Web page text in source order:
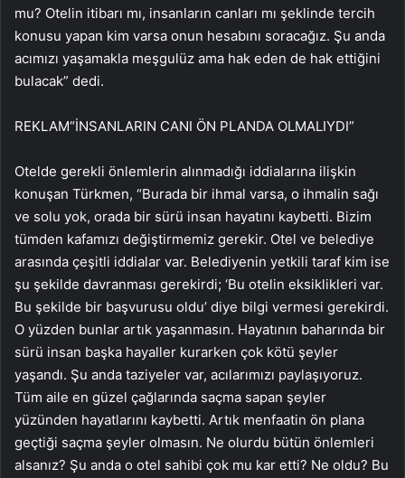
mu? Otelin itibarı mı, insanların canları mı şeklinde tercih
konusu yapan kim varsa onun hesabını soracağız. Şu anda
acımızı yaşamakla meşgulüz ama hak eden de hak ettiğini
bulacak” dedi.
REKLAM“İNSANLARIN CANI ÖN PLANDA OLMALIYDI”
Otelde gerekli önlemlerin alınmadığı iddialarına ilişkin
konuşan Türkmen, “Burada bir ihmal varsa, o ihmalin sağı
ve solu yok, orada bir sürü insan hayatını kaybetti. Bizim
tümden kafamızı değiştirmemiz gerekir. Otel ve belediye
arasında çeşitli iddialar var. Belediyenin yetkili taraf kim ise
şu şekilde davranması gerekirdi; ‘Bu otelin eksiklikleri var.
Bu şekilde bir başvurusu oldu’ diye bilgi vermesi gerekirdi.
O yüzden bunlar artık yaşanmasın. Hayatının baharında bir
sürü insan başka hayaller kurarken çok kötü şeyler
yaşandı. Şu anda taziyeler var, acılarımızı paylaşıyoruz.
Tüm aile en güzel çağlarında saçma sapan şeyler
yüzünden hayatlarını kaybetti. Artık menfaatin ön plana
geçtiği saçma şeyler olmasın. Ne olurdu bütün önlemleri
alsanız? Şu anda o otel sahibi çok mu kar etti? Ne oldu? Bu